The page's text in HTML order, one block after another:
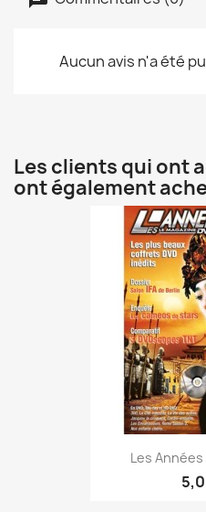
Aucun avis n'a été
Les clients qui ont
ont également
Les Années